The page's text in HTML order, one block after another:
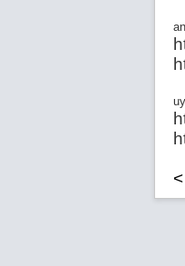
<